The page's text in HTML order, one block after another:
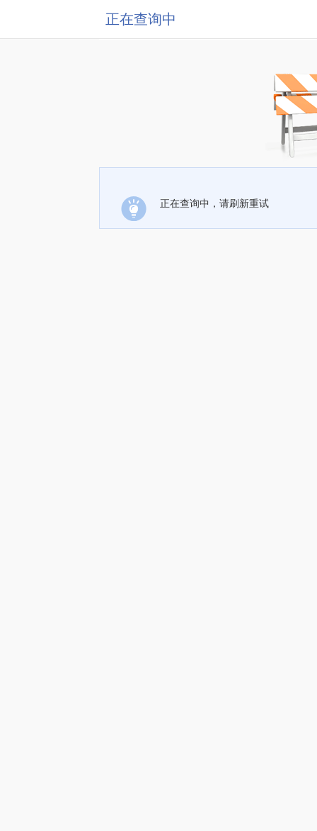
正在查询中
正在查询中，请刷新重试